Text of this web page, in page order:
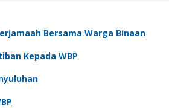
Bersama Warga Binaan
Kepada WBP